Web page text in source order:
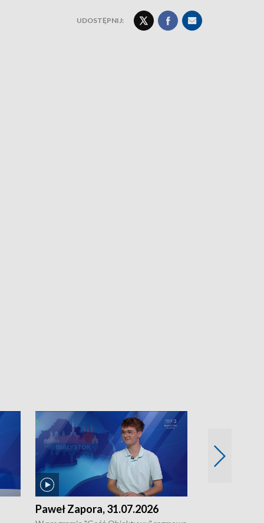
UDOSTĘPNIJ:
Paweł Zapora, 31.07.2026